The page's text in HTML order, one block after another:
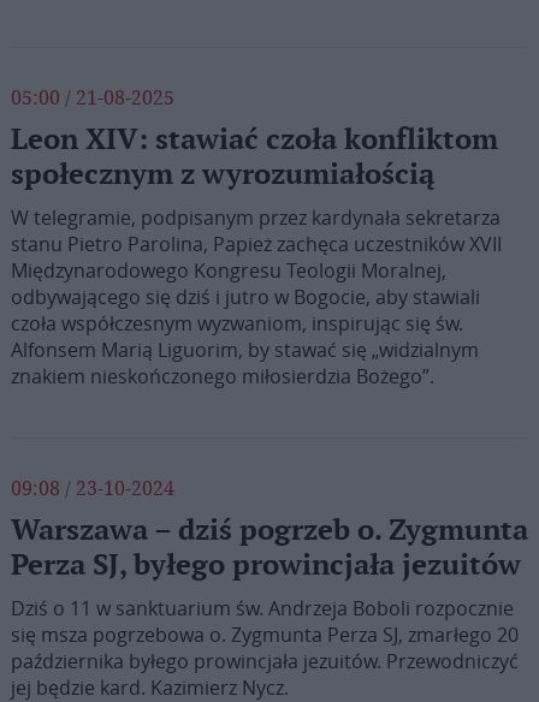
05:00 / 21-08-2025
Leon XIV: stawiać czoła konfliktom
społecznym z wyrozumiałością
W telegramie, podpisanym przez kardynała sekretarza
stanu Pietro Parolina, Papież zachęca uczestników XVII
Międzynarodowego Kongresu Teologii Moralnej,
odbywającego się dziś i jutro w Bogocie, aby stawiali
czoła współczesnym wyzwaniom, inspirując się św.
Alfonsem Marią Liguorim, by stawać się „widzialnym
znakiem nieskończonego miłosierdzia Bożego”.
09:08 / 23-10-2024
Warszawa – dziś pogrzeb o. Zygmunta
Perza SJ, byłego prowincjała jezuitów
Dziś o 11 w sanktuarium św. Andrzeja Boboli rozpocznie
się msza pogrzebowa o. Zygmunta Perza SJ, zmarłego 20
października byłego prowincjała jezuitów. Przewodniczyć
jej będzie kard. Kazimierz Nycz.